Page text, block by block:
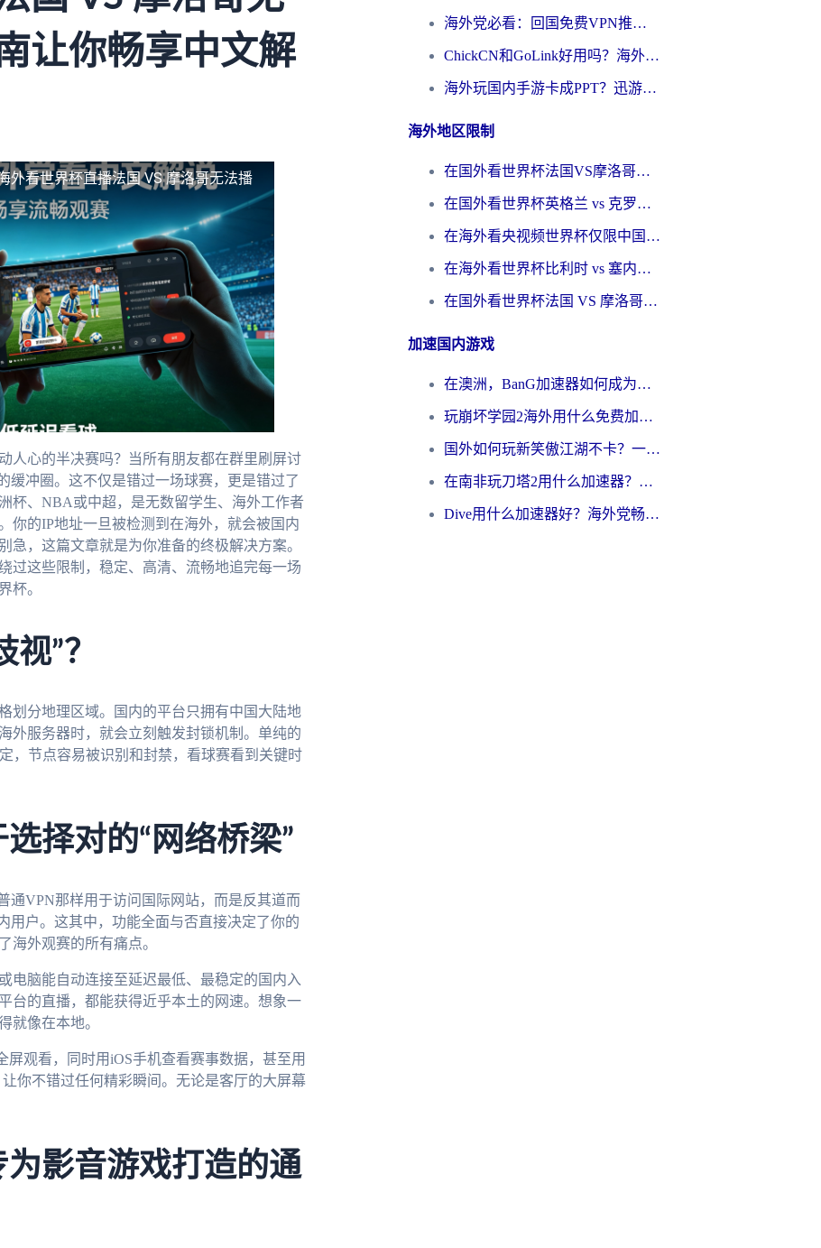
让你畅享中文解
外看世界杯直播法国 VS 摩洛哥无法播
人心的半决赛吗？当所有朋友都在群里刷屏讨
缓冲圈。这不仅是错过一场球赛，更是错过了
杯、NBA或中超，是无数留学生、海外工作者
你的IP地址一旦被检测到在海外，就会被国内
，这篇文章就是为你准备的终极解决方案。
过这些限制，稳定、高清、流畅地追完每一场
杯。
”？
划分地理区域。国内的平台只拥有中国大陆地
外服务器时，就会立刻触发封锁机制。单纯的
，节点容易被识别和封禁，看球赛看到关键时
择对的“网络桥梁”
通VPN那样用于访问国际网站，而是反其道而
用户。这其中，功能全面与否直接决定了你的
海外观赛的所有痛点。
电脑能自动连接至延迟最低、最稳定的国内入
台的直播，都能获得近乎本土的网速。想象一
就像在本地。
观看，同时用iOS手机查看赛事数据，甚至用
你不错过任何精彩瞬间。无论是客厅的大屏幕
影音游戏打造的通
海外党必看：回国免费VPN推荐？别踩坑！教你选对加速器无缝刷国内资源
ChickCN和GoLink好用吗？海外党如何选对回国加速器
海外玩国内手游卡成PPT？迅游和奇游手游哪个好？一篇讲透回国加速器怎么选
海外地区限制
在国外看世界杯法国VS摩洛哥地区限制？这篇指南让你流畅看中文解说无压力
在国外看世界杯英格兰 vs 克罗地亚当前地区不可播放？这篇指南帮你搞定所有海外观赛难题
在海外看央视频世界杯仅限中国大陆？这篇指南帮你解锁中文解说+无卡顿直播
在海外看世界杯比利时 vs 塞内加尔仅限中国大陆？我找到了最流畅的中文解说之路
在国外看世界杯法国 VS 摩洛哥仅限中国大陆？海外党这样看中文解说赛事不卡顿
加速国内游戏
在澳洲，BanG加速器如何成为你国服游戏的“时光机”？
玩崩坏学园2海外用什么免费加速器好？2026海外党亲测国服游戏加速指南
国外如何玩新笑傲江湖不卡？一份给海外游子的终极网络指南
在南非玩刀塔2用什么加速器？一份给海外游子的终极生存指南
Dive用什么加速器好？海外党畅玩国服游戏的终极避坑指南